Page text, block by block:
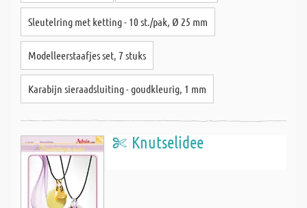
Sleutelring met ketting - 10 st./pak, Ø 25 mm
Modelleerstaafjes set, 7 stuks
Karabijn sieraadsluiting - goudkleurig, 1 mm
Knutselidee